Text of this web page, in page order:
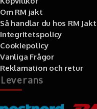
Om RM jakt
Så handlar du hos RM Jakt
Integritetspolicy
Cookiepolicy
Vanliga Frågor
Reklamation och retur
Leverans